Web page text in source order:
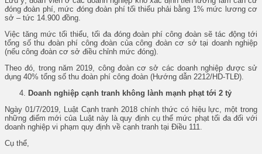
đóng đoàn phí, mức đóng đoàn phí tối thiểu phải bằng 1% mức lương cơ
sở – tức 14.900 đồng.
Việc tăng mức tối thiểu, tối đa đóng đoàn phí công đoàn sẽ tác động tới
tổng số thu đoàn phí công đoàn của công đoàn cơ sở tại doanh nghiệp
(nếu công đoàn cơ sở điều chỉnh mức đóng).
Theo đó, trong năm 2019, công đoàn cơ sở các doanh nghiệp được sử
dụng 40% tổng số thu đoàn phí công đoàn (Hướng dẫn 2212/HD-TLĐ).
Doanh nghiệp cạnh tranh không lành mạnh phạt tới 2 tỷ
Ngày 01/7/2019, Luật Cạnh tranh 2018 chính thức có hiệu lực, một trong
những điểm mới của Luật này là quy định cụ thể mức phạt tối đa đối với
doanh nghiệp vi phạm quy định về cạnh tranh tại Điều 111.
Cụ thể,